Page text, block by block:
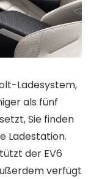
Ladesystem,
als fünf
Sie finden
Ladestation.
der EV6
verfügt